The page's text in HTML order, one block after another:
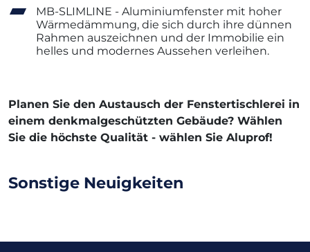
MB-SLIMLINE - Aluminiumfenster mit hoher
Wärmedämmung, die sich durch ihre dünnen
Rahmen auszeichnen und der Immobilie ein
helles und modernes Aussehen verleihen.
Planen Sie den Austausch der Fenstertischlerei in
einem denkmalgeschützten Gebäude? Wählen
Sie die höchste Qualität - wählen Sie Aluprof!
Sonstige Neuigkeiten